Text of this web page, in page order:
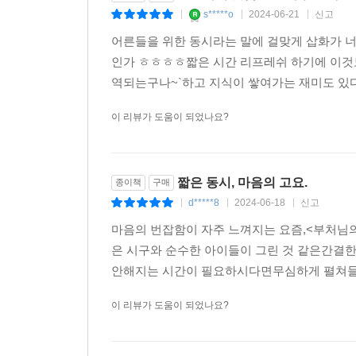
s*****o 2024-06-21 신고
어른들을 위한 동시라는 말에 걸맞게 삽화가
인가 ㅎㅎㅎㅎ짧은 시간 리프레쉬 하기에 이
역되는구나~`하고 지식이 쌓여가는 재미도
이 리뷰가 도움이 되었나요?
종이책 구매 짧은 동시, 마음의 고요.
d*****8 2024-06-18 신고
마음의 번잡함이 자주 느껴지는 요즘,<부처
은 시구와 순수한 아이들이 그린 것 같은간결
안해지는 시간이 필요하시다면무심하게 펼
이 리뷰가 도움이 되었나요?